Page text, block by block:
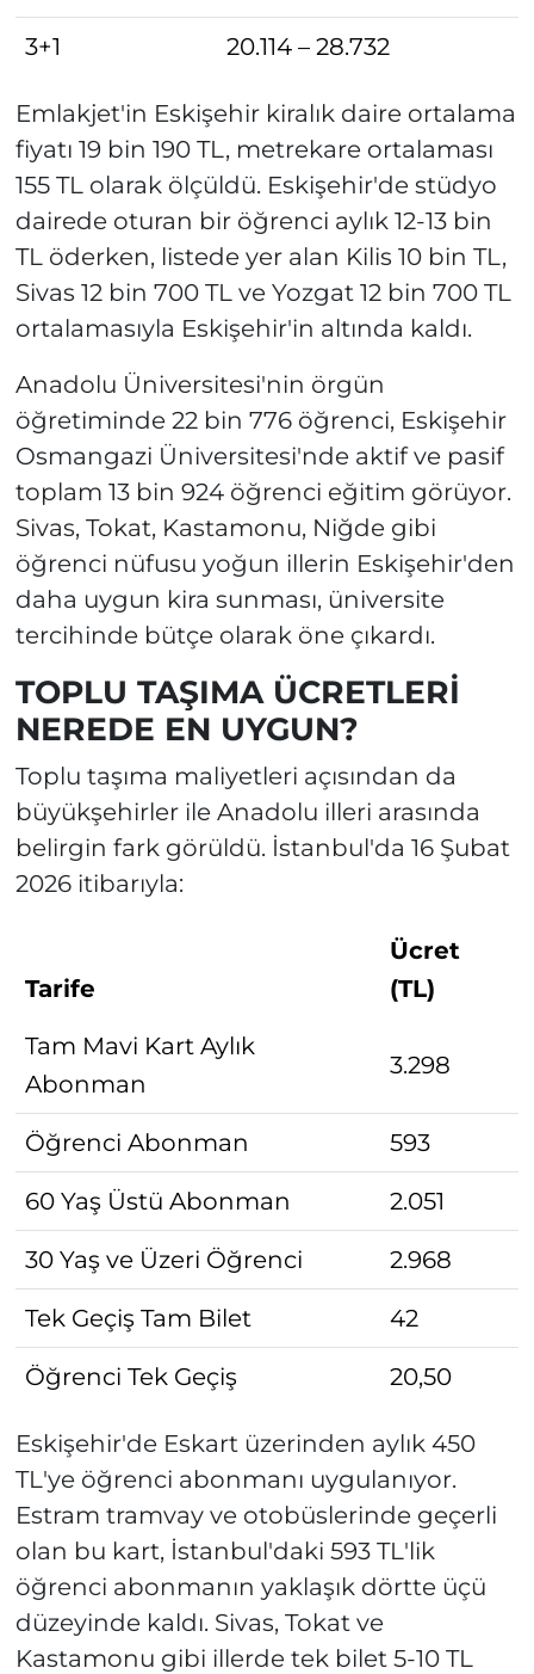
3+1 20.114 – 28.732
Emlakjet'in Eskişehir kiralık daire ortalama
fiyatı 19 bin 190 TL, metrekare ortalaması
155 TL olarak ölçüldü. Eskişehir'de stüdyo
dairede oturan bir öğrenci aylık 12-13 bin
TL öderken, listede yer alan Kilis 10 bin TL,
Sivas 12 bin 700 TL ve Yozgat 12 bin 700 TL
ortalamasıyla Eskişehir'in altında kaldı.
Anadolu Üniversitesi'nin örgün
öğretiminde 22 bin 776 öğrenci, Eskişehir
Osmangazi Üniversitesi'nde aktif ve pasif
toplam 13 bin 924 öğrenci eğitim görüyor.
Sivas, Tokat, Kastamonu, Niğde gibi
öğrenci nüfusu yoğun illerin Eskişehir'den
daha uygun kira sunması, üniversite
tercihinde bütçe olarak öne çıkardı.
TOPLU TAŞIMA ÜCRETLERİ
NEREDE EN UYGUN?
Toplu taşıma maliyetleri açısından da
büyükşehirler ile Anadolu illeri arasında
belirgin fark görüldü. İstanbul'da 16 Şubat
2026 itibarıyla:
Tarife
Ücret
(TL)
Tam Mavi Kart Aylık
Abonman
3.298
Öğrenci Abonman 593
60 Yaş Üstü Abonman 2.051
30 Yaş ve Üzeri Öğrenci 2.968
Tek Geçiş Tam Bilet 42
Öğrenci Tek Geçiş 20,50
Eskişehir'de Eskart üzerinden aylık 450
TL'ye öğrenci abonmanı uygulanıyor.
Estram tramvay ve otobüslerinde geçerli
olan bu kart, İstanbul'daki 593 TL'lik
öğrenci abonmanın yaklaşık dörtte üçü
düzeyinde kaldı. Sivas, Tokat ve
Kastamonu gibi illerde tek bilet 5-10 TL